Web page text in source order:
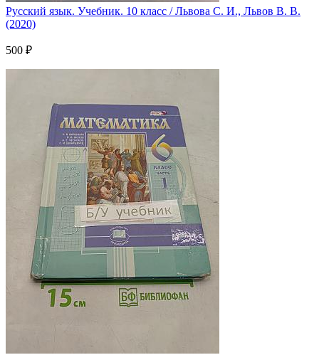
Русский язык. Учебник. 10 класс / Львова С. И., Львов В. В.
(2020)
500 ₽